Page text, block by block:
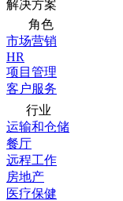
解决方案
角色
市场营销
HR
项目管理
客户服务
行业
运输和仓储
餐厅
远程工作
房地产
医疗保健